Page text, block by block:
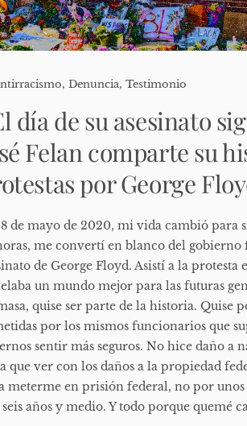
,Denuncia,Testimonio
día de su asesinato
Felan comparte su
por George
de mayo de 2020, mi vida cambió para
me convertí en blanco del
de George Floyd. Asistí a la
un mundo mejor para las futuras
quise ser parte de la historia. Quise
por los mismos funcionarios que
sentir más seguros. No hice daño a
que ver con los daños a la propiedad
meterme en prisión federal, no por unos
años y medio. Y todo porque quemé